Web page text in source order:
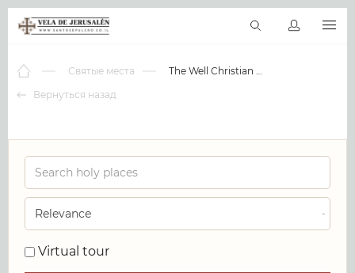
Виртуальные туры
RU
Вернуться назад
Святые места The Well Christian Fellowship
Virtual tour